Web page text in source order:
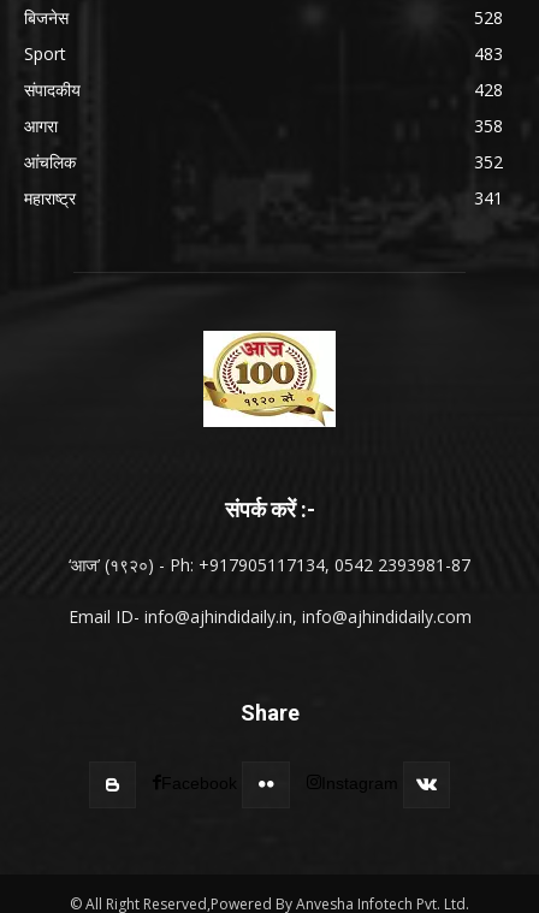
बिजनेस
528
Sport
483
संपादकीय
428
आगरा
358
आंचलिक
352
महाराष्ट्र
341
संपर्क करें :-
‘आज’ (१९२०) - Ph: +917905117134, 0542 2393981-87
Email ID- info@ajhindidaily.in, info@ajhindidaily.com
Share
Facebook Instagram
© All Right Reserved,Powered By Anvesha Infotech Pvt. Ltd.